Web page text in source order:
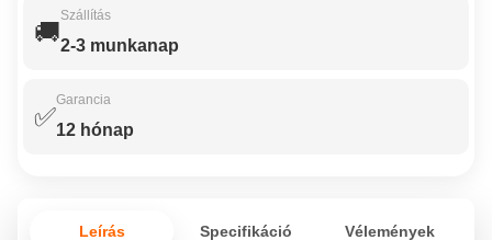
🚚
Szállítás
2-3 munkanap
✅
Garancia
12 hónap
Leírás Specifikáció Vélemények